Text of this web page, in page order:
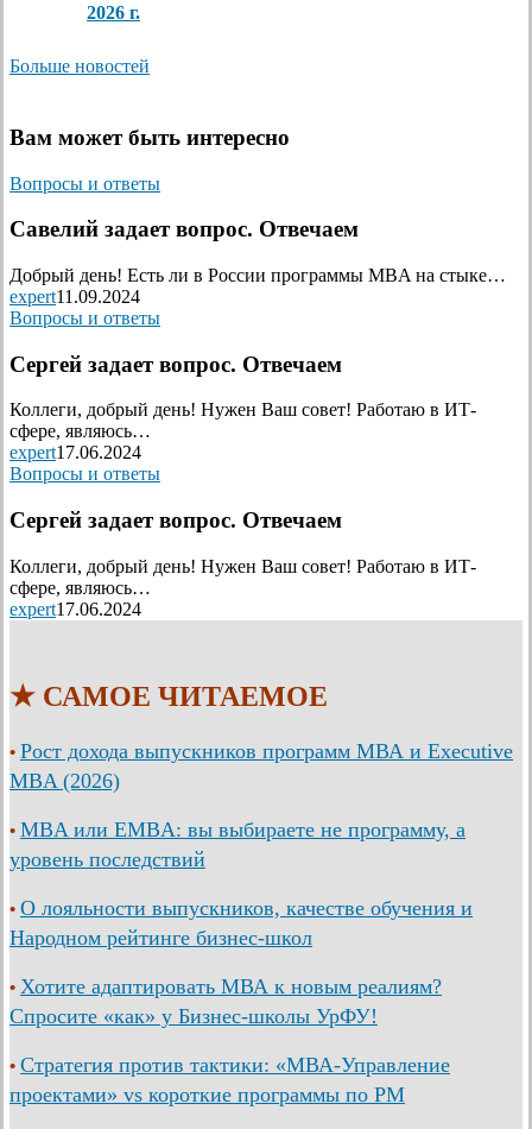
2026 г.
Больше новостей
Вам может быть интересно
Вопросы и ответы
Савелий задает вопрос. Отвечаем
Добрый день! Есть ли в России программы MBA на стыке…
expert11.09.2024
Вопросы и ответы
Сергей задает вопрос. Отвечаем
Коллеги, добрый день! Нужен Ваш совет! Работаю в ИТ-
сфере, являюсь…
expert17.06.2024
Вопросы и ответы
Сергей задает вопрос. Отвечаем
Коллеги, добрый день! Нужен Ваш совет! Работаю в ИТ-
сфере, являюсь…
expert17.06.2024
★ САМОЕ ЧИТАЕМОЕ
• Рост дохода выпускников программ МВА и Executive
MBA (2026)
• MBA или EMBA: вы выбираете не программу, а
уровень последствий
• О лояльности выпускников, качестве обучения и
Народном рейтинге бизнес-школ
• Хотите адаптировать МВА к новым реалиям?
Спросите «как» у Бизнес-школы УрФУ!
• Стратегия против тактики: «МВА-Управление
проектами» vs короткие программы по PM